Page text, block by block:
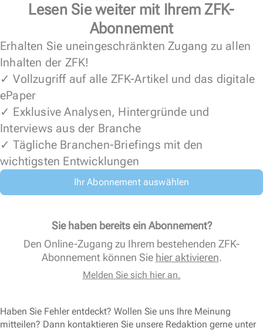
Lesen Sie weiter mit Ihrem ZFK-
Abonnement
Erhalten Sie uneingeschränkten Zugang zu allen
Inhalten der ZFK!
✓ Vollzugriff auf alle ZFK-Artikel und das digitale
ePaper
✓ Exklusive Analysen, Hintergründe und
Interviews aus der Branche
✓ Tägliche Branchen-Briefings mit den
wichtigsten Entwicklungen
Ihr Abonnement auswählen
Sie haben bereits ein Abonnement?
Den Online-Zugang zu Ihrem bestehenden ZFK-
Abonnement können Sie hier aktivieren.
Melden Sie sich hier an.
Haben Sie Fehler entdeckt? Wollen Sie uns Ihre Meinung
mitteilen? Dann kontaktieren Sie unsere Redaktion gerne unter